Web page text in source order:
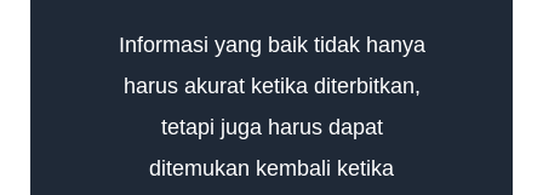
Informasi yang baik tidak hanya
harus akurat ketika diterbitkan,
tetapi juga harus dapat
ditemukan kembali ketika